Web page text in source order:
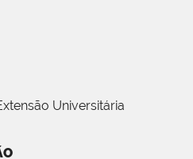
Universitária